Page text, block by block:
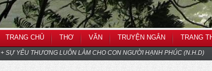
TRANG CHỦ THƠ VĂN TRUYỆN NGẮN TRANG
+ SỰ YÊU THƯƠNG LUÔN LÀM CHO CON NGƯỜI HẠNH PHÚC (N.H.D)